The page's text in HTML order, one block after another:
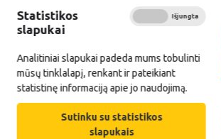
Statistikos
slapukai
Išjungta
Analitiniai slapukai padeda mums tobulinti
mūsų tinklalapį, renkant ir pateikiant
statistinę informaciją apie jo naudojimą.
Sutinku su statistikos
slapukais